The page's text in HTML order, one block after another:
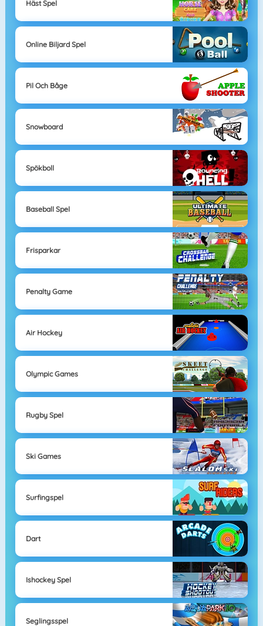
Häst Spel
Online Biljard Spel
Pil Och Båge
Snowboard
Spökboll
Baseball Spel
Frisparkar
Penalty Game
Air Hockey
Olympic Games
Rugby Spel
Ski Games
Surfingspel
Dart
Ishockey Spel
Seglingsspel